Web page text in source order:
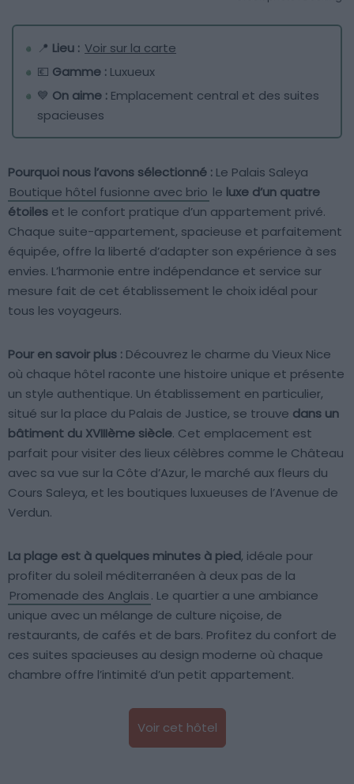
📍 Lieu : Voir sur la carte
💶 Gamme : Luxueux
💙 On aime : Emplacement central et des suites
spacieuses
Pourquoi nous l’avons sélectionné : Le Palais Saleya
Boutique hôtel fusionne avec brio le luxe d’un quatre
étoiles et le confort pratique d’un appartement privé.
Chaque suite-appartement, spacieuse et parfaitement
équipée, offre la liberté d’adapter son expérience à ses
envies. L’harmonie entre indépendance et service sur
mesure fait de cet établissement le choix idéal pour
tous les voyageurs.
Pour en savoir plus : Découvrez le charme du Vieux Nice
où chaque hôtel raconte une histoire unique et présente
un style authentique. Un établissement en particulier,
situé sur la place du Palais de Justice, se trouve dans un
bâtiment du XVIIIème siècle. Cet emplacement est
parfait pour visiter des lieux célèbres comme le Château
avec sa vue sur la Côte d’Azur, le marché aux fleurs du
Cours Saleya, et les boutiques luxueuses de l’Avenue de
Verdun.
La plage est à quelques minutes à pied, idéale pour
profiter du soleil méditerranéen à deux pas de la
Promenade des Anglais. Le quartier a une ambiance
unique avec un mélange de culture niçoise, de
restaurants, de cafés et de bars. Profitez du confort de
ces suites spacieuses au design moderne où chaque
chambre offre l’intimité d’un petit appartement.
Voir cet hôtel